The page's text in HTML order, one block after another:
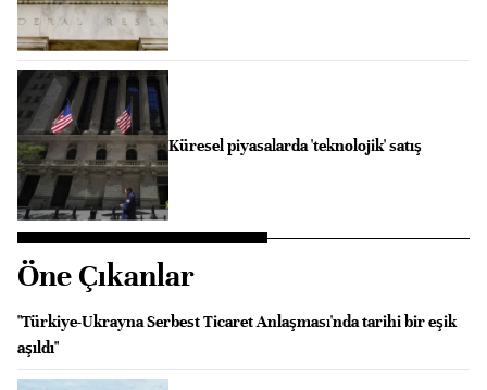
Küresel piyasalarda 'teknolojik' satış
Öne Çıkanlar
"Türkiye-Ukrayna Serbest Ticaret Anlaşması'nda tarihi bir eşik
aşıldı"